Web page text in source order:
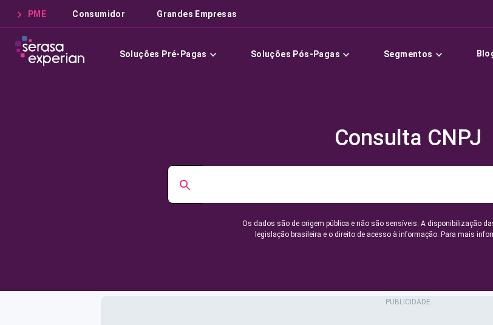
PME Consumidor Grandes Empresas
Soluções Pré-Pagas Soluções Pós-Pagas Segmentos
Consulta CNPJ
Os dados são de origem pública e não são sensíveis. A disponibilização
legislação brasileira e o direito de acesso à informação. Para mais